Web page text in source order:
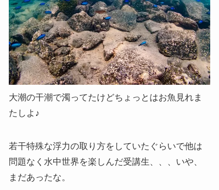
大潮の干潮で濁ってたけどちょっとはお魚見れま
たしよ♪
若干特殊な浮力の取り方をしていたぐらいで他は
問題なく水中世界を楽しんだ受講生、、、いや、
まだあったな。